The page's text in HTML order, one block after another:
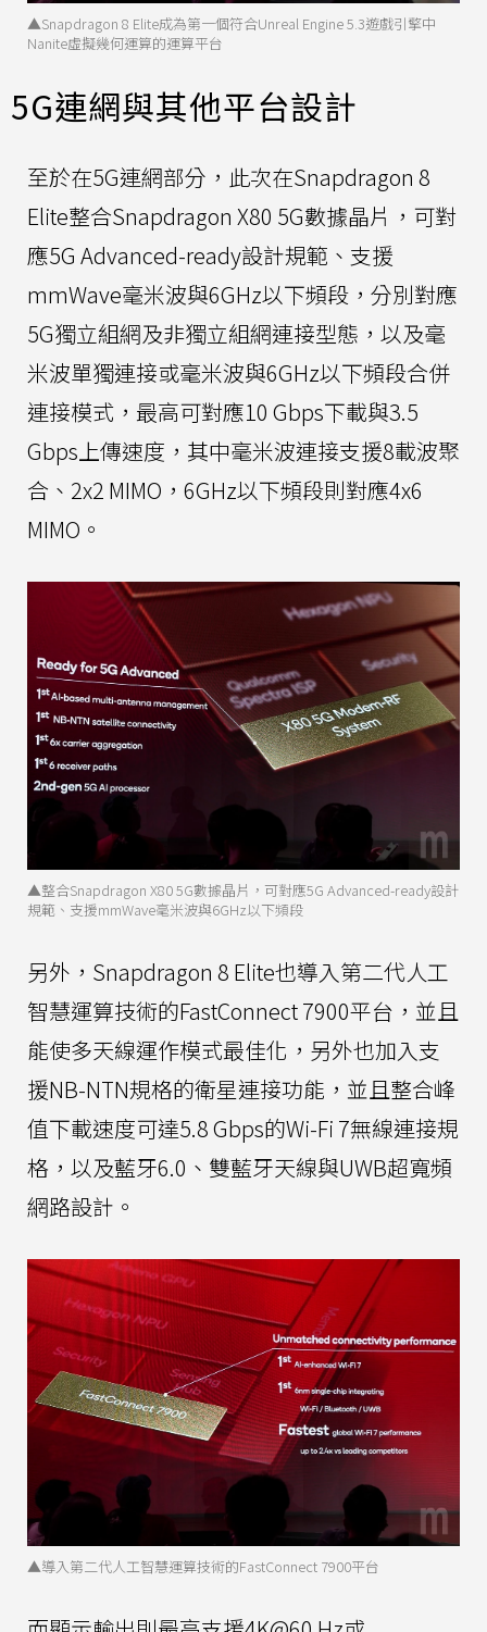
▲Snapdragon 8 Elite成為第一個符合Unreal Engine 5.3遊戲引擎中
Nanite虛擬幾何運算的運算平台
5G連網與其他平台設計
至於在5G連網部分，此次在Snapdragon 8
Elite整合Snapdragon X80 5G數據晶片，可對
應5G Advanced-ready設計規範、支援
mmWave毫米波與6GHz以下頻段，分別對應
5G獨立組網及非獨立組網連接型態，以及毫
米波單獨連接或毫米波與6GHz以下頻段合併
連接模式，最高可對應10 Gbps下載與3.5
Gbps上傳速度，其中毫米波連接支援8載波聚
合、2x2 MIMO，6GHz以下頻段則對應4x6
MIMO。
▲整合Snapdragon X80 5G數據晶片，可對應5G Advanced-ready設計
規範、支援mmWave毫米波與6GHz以下頻段
另外，Snapdragon 8 Elite也導入第二代人工
智慧運算技術的FastConnect 7900平台，並且
能使多天線運作模式最佳化，另外也加入支
援NB-NTN規格的衛星連接功能，並且整合峰
值下載速度可達5.8 Gbps的Wi-Fi 7無線連接規
格，以及藍牙6.0、雙藍牙天線與UWB超寬頻
網路設計。
▲導入第二代人工智慧運算技術的FastConnect 7900平台